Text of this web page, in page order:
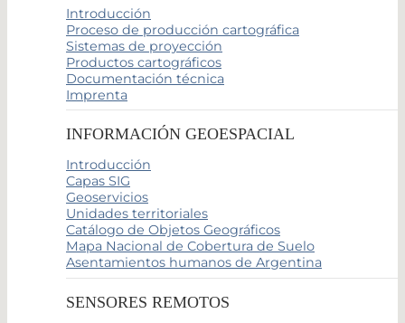
Introducción
Proceso de producción cartográfica
Sistemas de proyección
Productos cartográficos
Documentación técnica
Imprenta
INFORMACIÓN GEOESPACIAL
Introducción
Capas SIG
Geoservicios
Unidades territoriales
Catálogo de Objetos Geográficos
Mapa Nacional de Cobertura de Suelo
Asentamientos humanos de Argentina
SENSORES REMOTOS